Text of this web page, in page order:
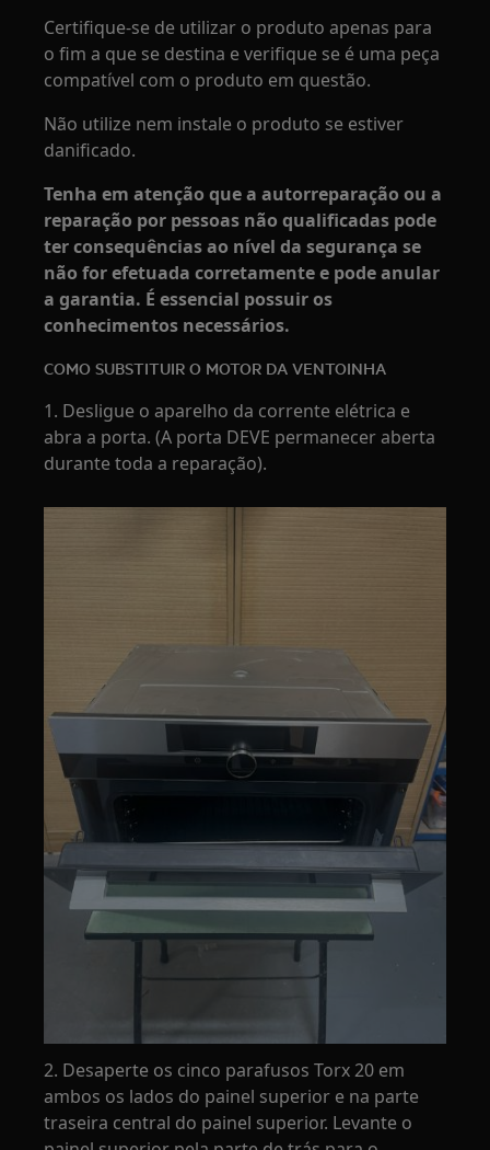
Certifique-se de utilizar o produto apenas para
o fim a que se destina e verifique se é uma peça
compatível com o produto em questão.
Não utilize nem instale o produto se estiver
danificado.
Tenha em atenção que a autorreparação ou a
reparação por pessoas não qualificadas pode
ter consequências ao nível da segurança se
não for efetuada corretamente e pode anular
a garantia. É essencial possuir os
conhecimentos necessários.
COMO SUBSTITUIR O MOTOR DA VENTOINHA
1. Desligue o aparelho da corrente elétrica e
abra a porta. (A porta DEVE permanecer aberta
durante toda a reparação).
2. Desaperte os cinco parafusos Torx 20 em
ambos os lados do painel superior e na parte
traseira central do painel superior. Levante o